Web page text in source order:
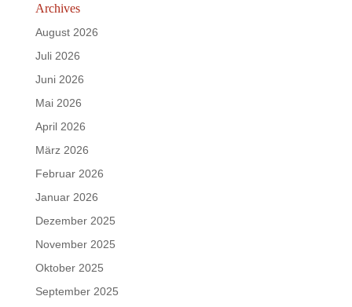
Archives
August 2026
Juli 2026
Juni 2026
Mai 2026
April 2026
März 2026
Februar 2026
Januar 2026
Dezember 2025
November 2025
Oktober 2025
September 2025